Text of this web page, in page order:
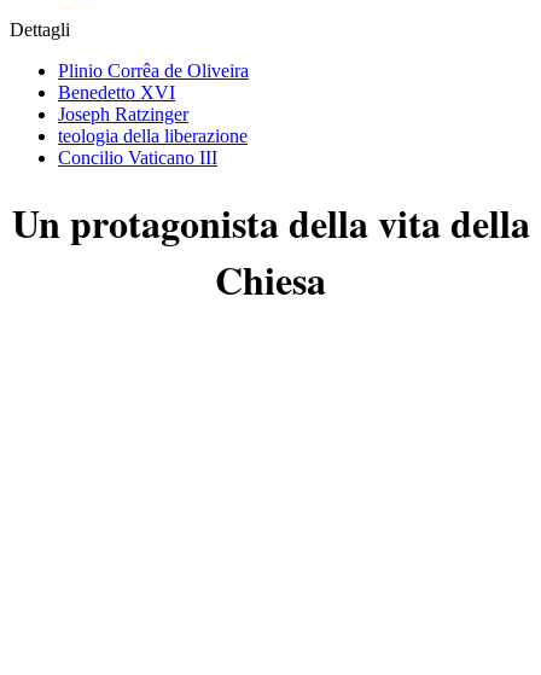
Dettagli
Plinio Corrêa de Oliveira
Benedetto XVI
Joseph Ratzinger
teologia della liberazione
Concilio Vaticano III
Un protagonista della vita della
Chiesa